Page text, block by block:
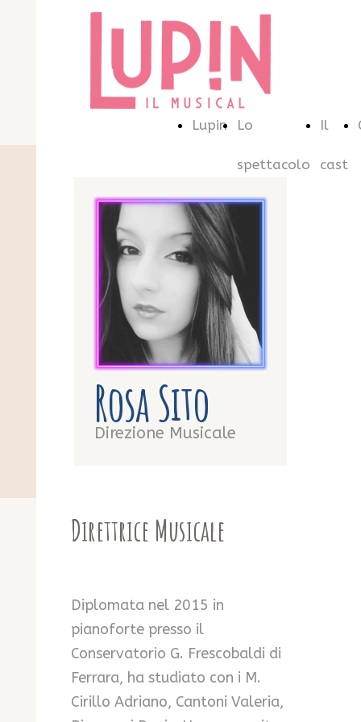
Lupin Lo
spettacolo
Il
cast
Rosa Sito
Direzione Musicale
Direttrice Musicale
Diplomata nel 2015 in
pianoforte presso il
Conservatorio G. Frescobaldi di
Ferrara, ha studiato con i M.
Cirillo Adriano, Cantoni Valeria,